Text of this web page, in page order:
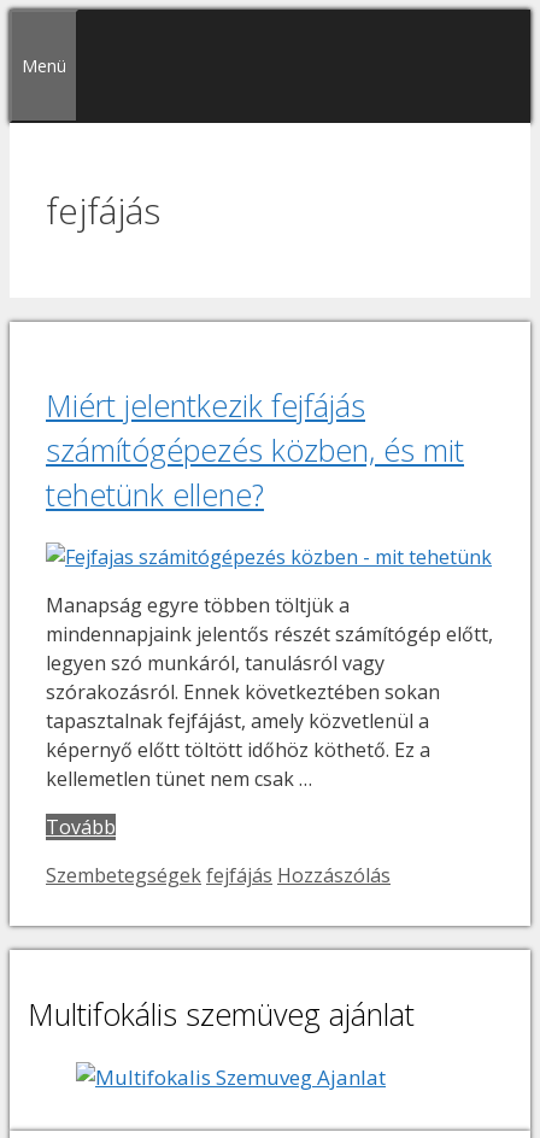
tartalomba
Menü
fejfájás
Miért jelentkezik fejfájás
számítógépezés közben, és mit
tehetünk ellene?
Manapság egyre többen töltjük a
mindennapjaink jelentős részét számítógép előtt,
legyen szó munkáról, tanulásról vagy
szórakozásról. Ennek következtében sokan
tapasztalnak fejfájást, amely közvetlenül a
képernyő előtt töltött időhöz köthető. Ez a
kellemetlen tünet nem csak …
Tovább
Kategória
SzembetegségekCímkék
fejfájás Hozzászólás
Multifokális szemüveg ajánlat